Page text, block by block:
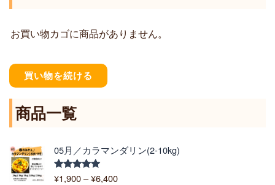
お買い物カゴに商品がありません。
買い物を続ける
商品一覧
05月／カラマンダリン(2-10kg)
5段階中
¥1,900 –¥6,400
価
格